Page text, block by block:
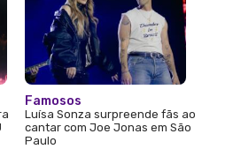
Famosos
Luísa Sonza surpreende fãs ao
cantar com Joe Jonas em São
Paulo